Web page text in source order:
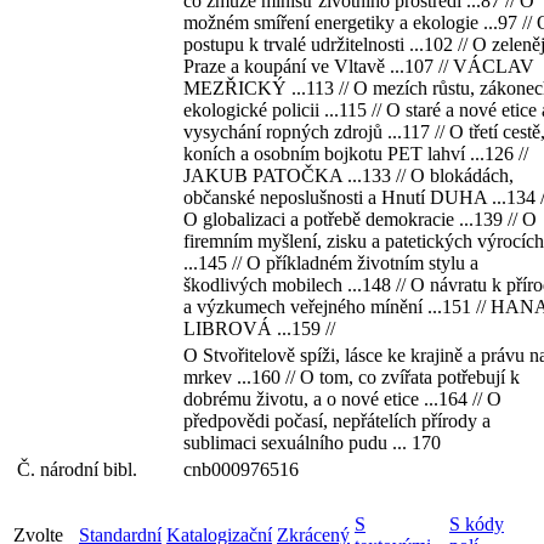
možném smíření energetiky a ekologie ...97 //
postupu k trvalé udržitelnosti ...102 // O
Praze a koupání ve Vltavě ...107 // VÁCLAV
MEZŘICKÝ ...113 // O mezích růstu,
ekologické policii ...115 // O staré a nové etice
vysychání ropných zdrojů ...117 // O třetí cestě,
koních a osobním bojkotu PET lahví ...126 //
JAKUB PATOČKA ...133 // O blokádách,
občanské neposlušnosti a Hnutí DUHA ...134
O globalizaci a potřebě demokracie ...139 // O
firemním myšlení, zisku a patetických výrocích
...145 // O příkladném životním stylu a
škodlivých mobilech ...148 // O návratu k
a výzkumech veřejného mínění ...151 //
LIBROVÁ ...159 //
O Stvořitelově spíži, lásce ke krajině a právu
mrkev ...160 // O tom, co zvířata potřebují k
dobrému životu, a o nové etice ...164 // O
předpovědi počasí, nepřátelích přírody a
sublimaci sexuálního pudu ... 170
Č. národní bibl.
cnb000976516
Zvolte Standardní Katalogizační Zkrácený
S
S kódy